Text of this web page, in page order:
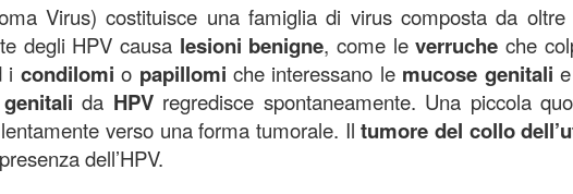
Virus) costituisce una famiglia di virus composta da oltre
degli HPV causa lesioni benigne, come leverruche che
i condilomi o papillomi che interessano le mucose genitali e
da HPVregredisce spontaneamente. Una piccola
verso una forma tumorale. Iltumore del collo
dell’HPV.